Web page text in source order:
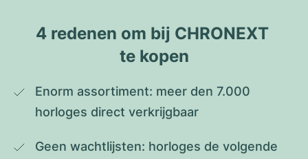
4 redenen om bij CHRONEXT
te kopen
Enorm assortiment: meer den 7.000
horloges direct verkrijgbaar
Geen wachtlijsten: horloges de volgende